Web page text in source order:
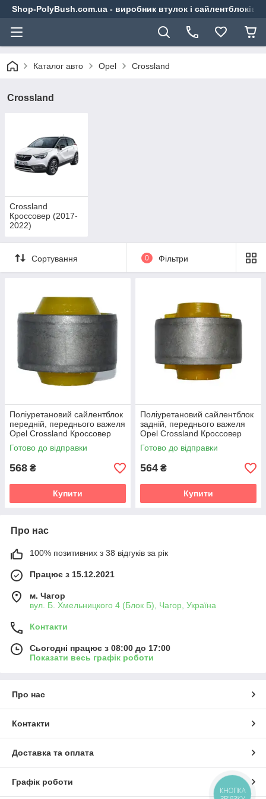
Shop-PolyBush.com.ua - виробник втулок і сайлентблоків
Каталог авто Opel Crossland
Crossland
Crossland
Кроссовер (2017-
2022)
Сортування 0 Фільтри
Поліуретановий сайлентблок
передній, переднього важеля
Opel Crossland Кроссовер
(2017-2022) v19
Готово до відправки
568 ₴
Купити
Поліуретановий сайлентблок
задній, переднього важеля
Opel Crossland Кроссовер
(2017-2022) v19
Готово до відправки
564 ₴
Купити
Про нас
100% позитивних з 38 відгуків за рік
Працює з 15.12.2021
м. Чагор
вул. Б. Хмельницкого 4 (Блок Б), Чагор, Україна
Контакти
Сьогодні працює з 08:00 до 17:00
Показати весь графік роботи
Про нас
Контакти
Доставка та оплата
Графік роботи
КНОПКА